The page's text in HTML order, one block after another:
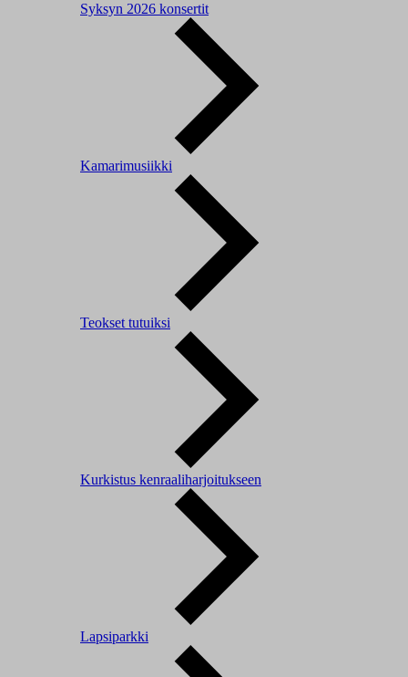
Syksyn 2026 konsertit
Kamarimusiikki
Teokset tutuiksi
Kurkistus kenraaliharjoitukseen
Lapsiparkki